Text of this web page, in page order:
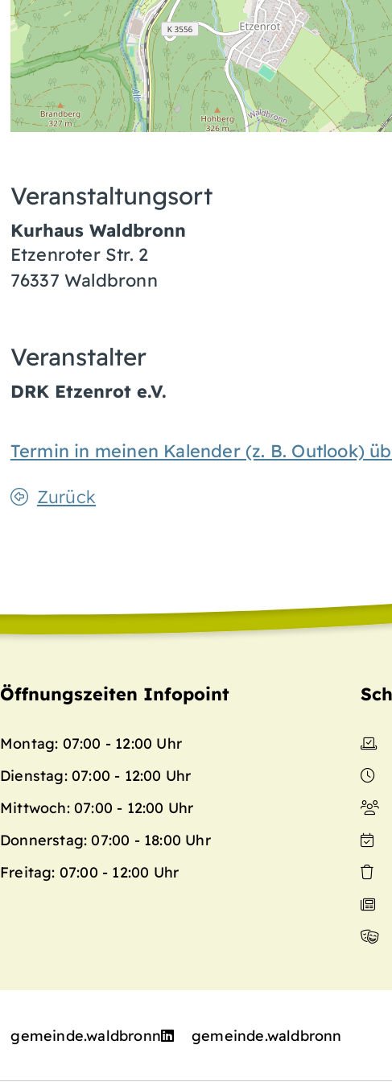
Veranstaltungsort
Kurhaus Waldbronn
Etzenroter Str. 2
76337 Waldbronn
Veranstalter
DRK Etzenrot e.V.
Termin in meinen Kalender (z. B. Outlook)
Zurück
Öffnungszeiten Infopoint
Montag: 07:00 - 12:00 Uhr
Dienstag: 07:00 - 12:00 Uhr
Mittwoch: 07:00 - 12:00 Uhr
Donnerstag: 07:00 - 18:00 Uhr
Freitag: 07:00 - 12:00 Uhr
gemeinde.waldbronn gemeinde.waldbronn